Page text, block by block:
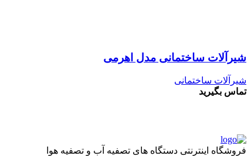
شیرآلات ساختمانی مدل اهرمی
شیرآلات ساختمانی
تماس بگیرید
فروشگاه اینترنتی دستگاه های تصفیه آب و تصفیه هوا